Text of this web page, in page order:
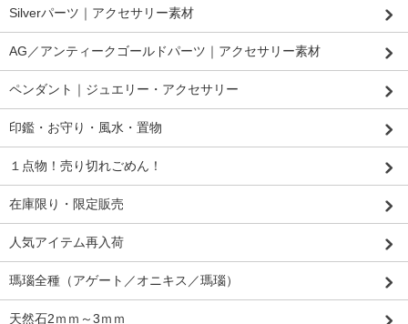
Silverパーツ｜アクセサリー素材
AG／アンティークゴールドパーツ｜アクセサリー素材
ペンダント｜ジュエリー・アクセサリー
印鑑・お守り・風水・置物
１点物！売り切れごめん！
在庫限り・限定販売
人気アイテム再入荷
瑪瑙全種（アゲート／オニキス／瑪瑙）
天然石2ｍｍ～3ｍｍ